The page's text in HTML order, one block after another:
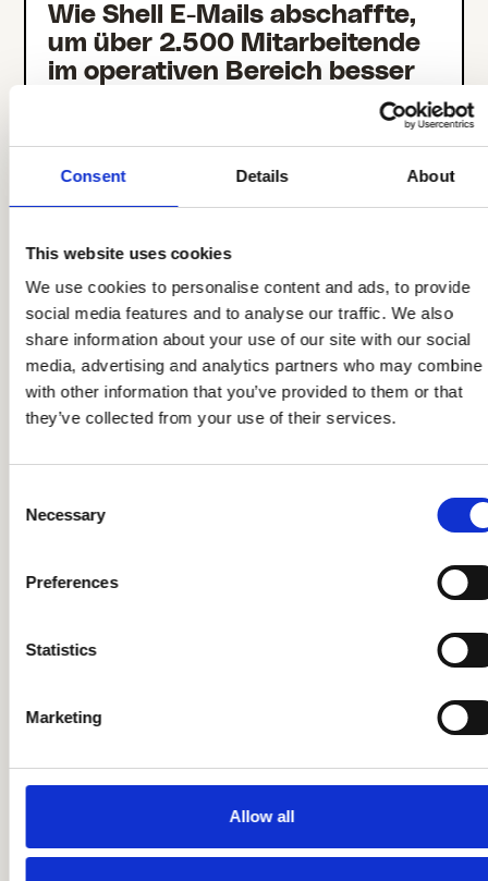
Consent Details About
This website uses cookies
We use cookies to personalise content and ads, to provide
social media features and to analyse our traffic. We also
share information about your use of our site with our social
media, advertising and analytics partners who may combine
with other information that you’ve provided to them or that
they’ve collected from your use of their services.
Selection
Necessary
Preferences
Statistics
Marketing
Allow all
Wie Shell E-Mails abschaffte,
um über 2.500 Mitarbeitende
im operativen Bereich besser
How Speakap Became the Go-
Operational Employees